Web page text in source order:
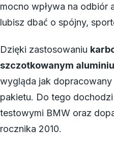
mocno wpływa na odbiór
lubisz dbać o spójny,
Dzięki zastosowaniu
szczotkowanym
wygląda jak
pakietu. Do tego
testowymi BMW oraz
rocznika 2010.